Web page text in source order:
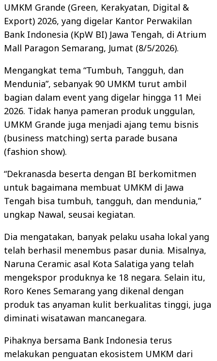
UMKM Grande (Green, Kerakyatan, Digital &
Export) 2026, yang digelar Kantor Perwakilan
Bank Indonesia (KpW BI) Jawa Tengah, di Atrium
Mall Paragon Semarang, Jumat (8/5/2026).
Mengangkat tema “Tumbuh, Tangguh, dan
Mendunia”, sebanyak 90 UMKM turut ambil
bagian dalam event yang digelar hingga 11 Mei
2026. Tidak hanya pameran produk unggulan,
UMKM Grande juga menjadi ajang temu bisnis
(business matching) serta parade busana
(fashion show).
“Dekranasda beserta dengan BI berkomitmen
untuk bagaimana membuat UMKM di Jawa
Tengah bisa tumbuh, tangguh, dan mendunia,”
ungkap Nawal, seusai kegiatan.
Dia mengatakan, banyak pelaku usaha lokal yang
telah berhasil menembus pasar dunia. Misalnya,
Naruna Ceramic asal Kota Salatiga yang telah
mengekspor produknya ke 18 negara. Selain itu,
Roro Kenes Semarang yang dikenal dengan
produk tas anyaman kulit berkualitas tinggi, juga
diminati wisatawan mancanegara.
Pihaknya bersama Bank Indonesia terus
melakukan penguatan ekosistem UMKM dari